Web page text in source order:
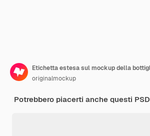
originalmockup
Potrebbero piacerti anche questi PSD